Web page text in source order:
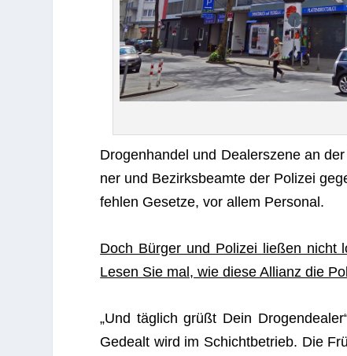
Dro­gen­han­del und Dea­ler­szene an
ner und Bezirks­be­amte der Poli­zei
feh­len Gesetze, vor allem Personal.
Doch Bürger und Poli­zei lie­ßen nicht
Lesen Sie mal, wie diese Alli­anz die
„Und täglich grüßt Dein
Gedealt wird im Schicht­be­trieb. Die